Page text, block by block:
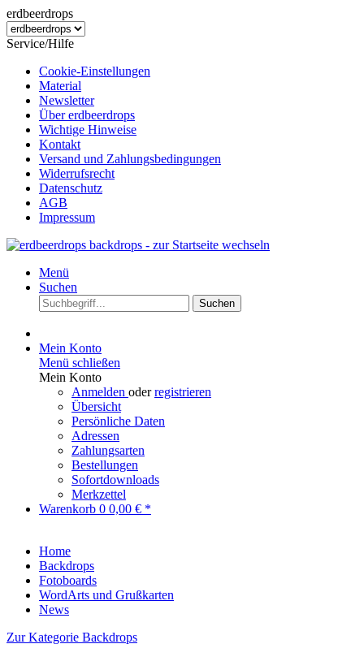
erdbeerdrops
Service/Hilfe
Cookie-Einstellungen
Material
Newsletter
Über erdbeerdrops
Wichtige Hinweise
Kontakt
Versand und Zahlungsbedingungen
Widerrufsrecht
Datenschutz
AGB
Impressum
Menü
Suchen
Suchen
Mein Konto
Menü schließen
Mein Konto
Anmelden oderregistrieren
Übersicht
Persönliche Daten
Adressen
Zahlungsarten
Bestellungen
Sofortdownloads
Merkzettel
Warenkorb 0 0,00 € *
Home
Backdrops
Fotoboards
WordArts und Grußkarten
News
Zur Kategorie Backdrops